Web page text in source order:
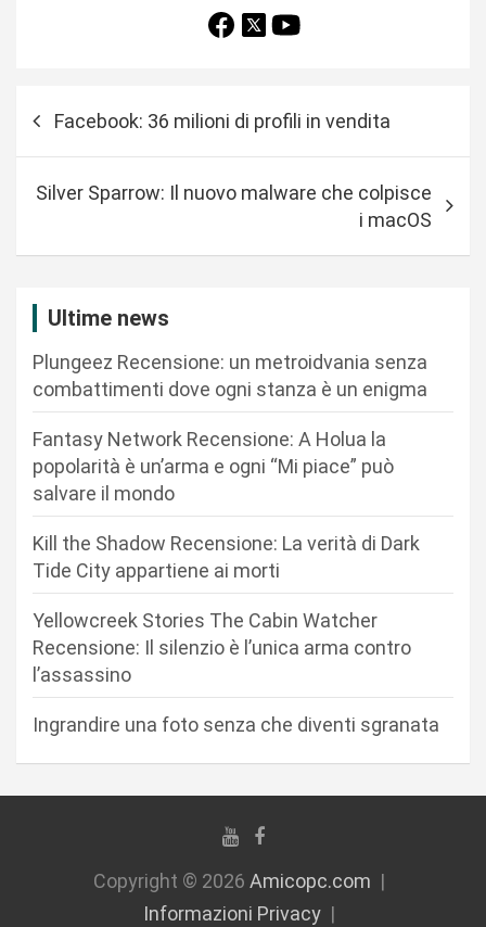
Facebook: 36 milioni di profili in vendita
Silver Sparrow: Il nuovo malware che colpisce
i macOS
Ultime news
Plungeez Recensione: un metroidvania senza
combattimenti dove ogni stanza è un enigma
Fantasy Network Recensione: A Holua la
popolarità è un’arma e ogni “Mi piace” può
salvare il mondo
Kill the Shadow Recensione: La verità di Dark
Tide City appartiene ai morti
Yellowcreek Stories The Cabin Watcher
Recensione: Il silenzio è l’unica arma contro
l’assassino
Ingrandire una foto senza che diventi sgranata
Copyright © 2026 Amicopc.com
Informazioni Privacy